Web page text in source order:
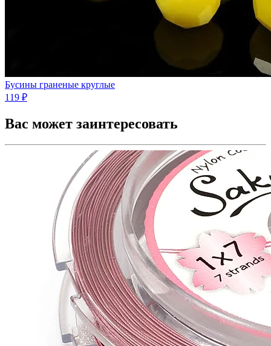
Бусины граненые круглые
119 ₽
Вас может заинтересовать